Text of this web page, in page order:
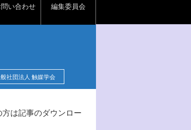
問い合わせ 編集委員会
社団法人 触媒学会
は記事のダウンロー